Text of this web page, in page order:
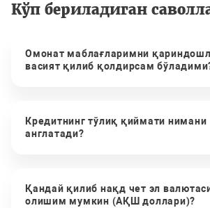
Кўп бериладиган
Омонат маблағларимни
васият қилиб қолдирсам
Кредитнинг тўлиқ қиймати нимани
англатади?
Қандай қилиб нақд чет эл
олишим мумкин (АҚШ доллари)?